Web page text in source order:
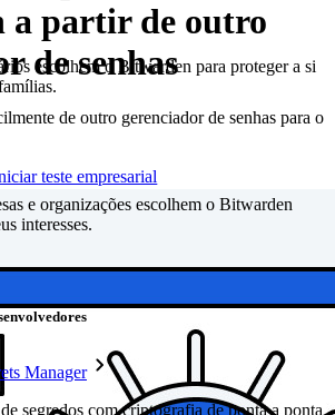
escolhem o Bitwarden para proteger a si
e organizações escolhem o Bitwarden
interesses.
Manager
segredos com criptografia de ponta a ponta
a partir de outro
de senhas
de outro gerenciador de senhas para o
teste empresarial